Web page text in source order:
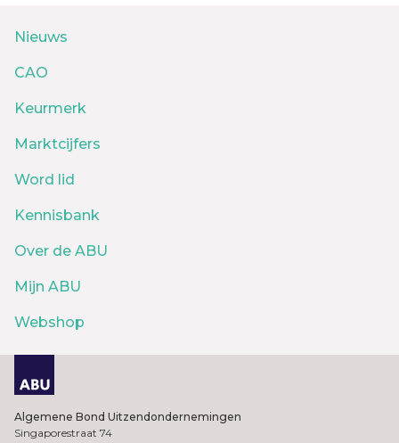
Nieuws
CAO
Keurmerk
Marktcijfers
Word lid
Kennisbank
Over de ABU
Mijn ABU
Webshop
Algemene Bond Uitzendondernemingen
Singaporestraat 74